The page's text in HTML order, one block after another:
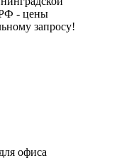
РФ - цены
запросу!
офиса